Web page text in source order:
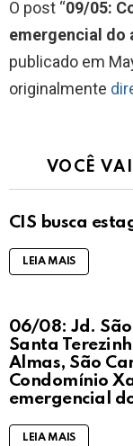
O post “09/05:
emergencial do
publicado em
originalmente
VOCÊ
CIS busca
LEIA MAIS
06/08: Jd. São
Santa
Almas, São
Condomínio
emergencial
LEIA MAIS